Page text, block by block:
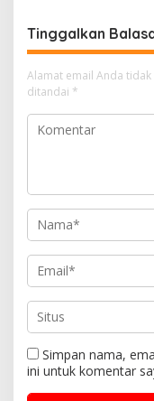
a
s
i
p
o
Tinggalkan
Alamat email Anda
ditandai *
Simpan nama,
ini untuk komentar